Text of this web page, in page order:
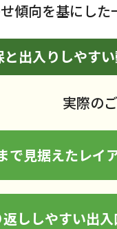
向を基にした
出入りしやす
実際の
で見据えたレイ
ししやすい出入